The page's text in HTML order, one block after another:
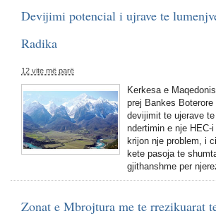
Devijimi potencial i ujrave te
Radika
12 vite më parë
Kerkesa e
prej Bankes
devijimit te ujerave
ndertimin e nje HEC-
krijon nje problem, i
kete pasoja te
gjithanshme per
Zonat e Mbrojtura me te rrezikuarat